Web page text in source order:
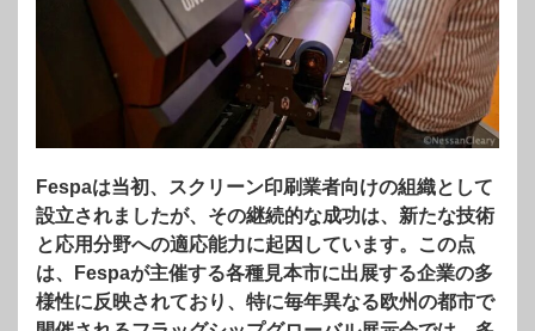
Fespaは当初、スクリーン印刷業者向けの組織として
設立されましたが、その継続的な成功は、新たな技術
と応用分野への適応能力に起因しています。この点
は、Fespaが主催する各種見本市に出展する企業の多
様性に反映されており、特に毎年異なる欧州の都市で